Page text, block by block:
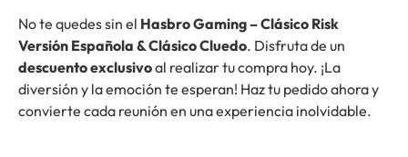
No te quedes sin el Hasbro Gaming – Clásico Risk
Versión Española & Clásico Cluedo. Disfruta de un
descuento exclusivoal realizar tu compra hoy. ¡La
diversión y la emoción te esperan! Haz tu pedido ahora y
convierte cada reunión en una experiencia inolvidable.